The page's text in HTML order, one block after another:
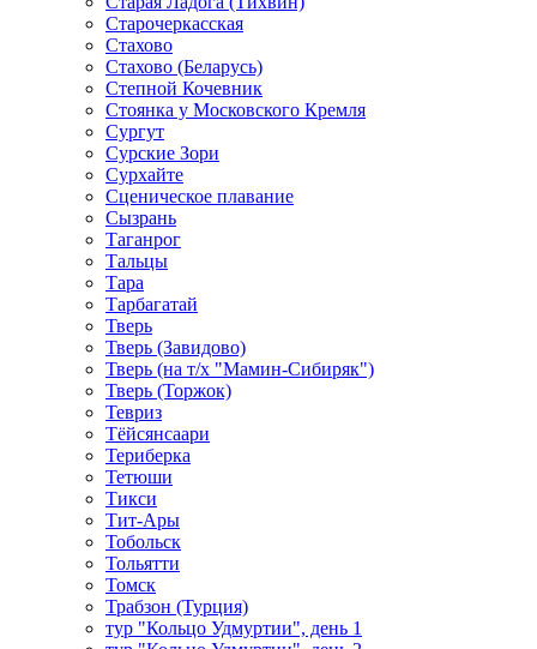
Старочеркасская
Стахово
Стахово (Беларусь)
Степной Кочевник
Стоянка у Московского Кремля
Сургут
Сурские Зори
Сурхайте
Сценическое плавание
Сызрань
Таганрог
Тальцы
Тара
Тарбагатай
Тверь
Тверь (Завидово)
Тверь (на т/х "Мамин-Сибиряк")
Тверь (Торжок)
Тевриз
Тёйсянсаари
Териберка
Тетюши
Тикси
Тит-Ары
Тобольск
Тольятти
Томск
Трабзон (Турция)
тур "Кольцо Удмуртии", день 1